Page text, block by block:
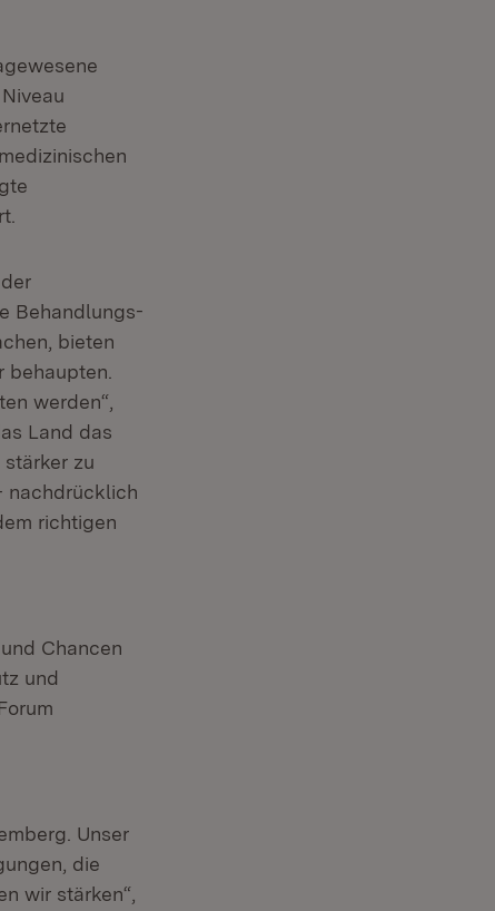
Behandlungs-
bieten
werden“,
Land das
zu
nachdrücklich
richtigen
Chancen
und
Unser
die
wir stärken“,